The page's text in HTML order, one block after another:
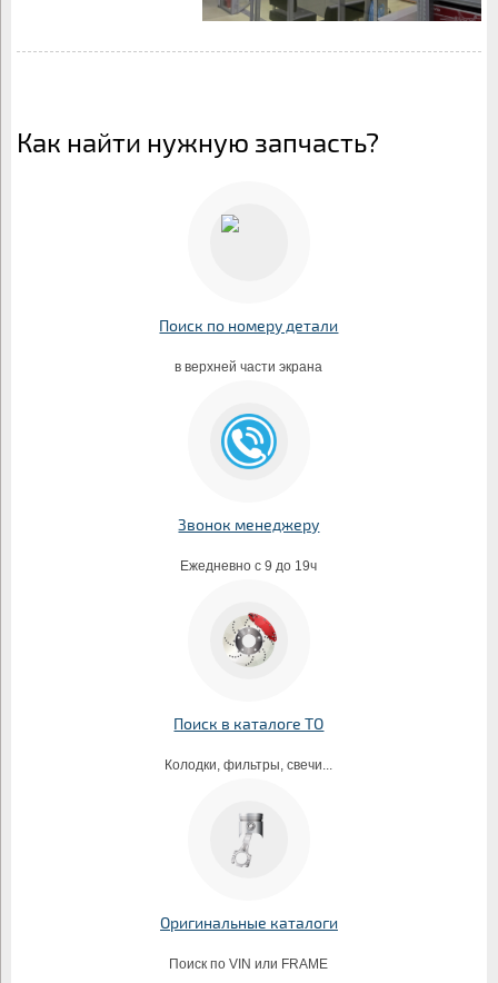
Как найти нужную запчасть?
Поиск по номеру детали
в верхней части экрана
Звонок менеджеру
Ежедневно с 9 до 19ч
Поиск в каталоге ТО
Колодки, фильтры, свечи...
Оригинальные каталоги
Поиск по VIN или FRAME